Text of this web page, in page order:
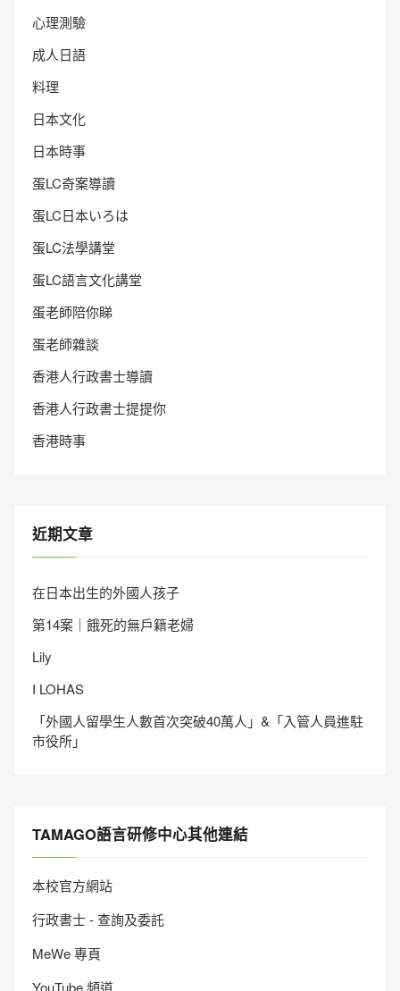
心理測驗
成人日語
料理
日本文化
日本時事
蛋LC奇案導讀
蛋LC日本いろは
蛋LC法學講堂
蛋LC語言文化講堂
蛋老師陪你睇
蛋老師雜談
香港人行政書士導讀
香港人行政書士提提你
香港時事
近期文章
在日本出生的外國人孩子
第14案｜餓死的無戶籍老婦
Lily
I LOHAS
「外國人留學生人數首次突破40萬人」&「入管人員進駐
市役所」
TAMAGO語言研修中心其他連結
本校官方網站
行政書士 - 查詢及委託
MeWe 專頁